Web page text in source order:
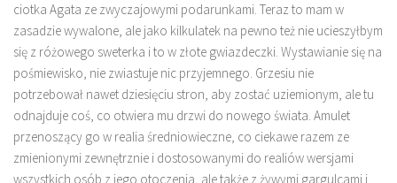
ciotka Agata ze zwyczajowymi podarunkami. Teraz to mam w
zasadzie wywalone, ale jako kilkulatek na pewno też nie ucieszyłbym
się z różowego sweterka i to w złote gwiazdeczki. Wystawianie się na
pośmiewisko, nie zwiastuje nic przyjemnego. Grzesiu nie
potrzebował nawet dziesięciu stron, aby zostać uziemionym, ale tu
odnajduje coś, co otwiera mu drzwi do nowego świata. Amulet
przenoszący go w realia średniowieczne, co ciekawe razem ze
zmienionymi zewnętrznie i dostosowanymi do realiów wersjami
wszystkich osób z jego otoczenia, ale także z żywymi gargulcami i